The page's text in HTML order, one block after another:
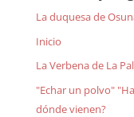
La duquesa de
Inicio
La Verbena de La
"Echar un polvo"
dónde vienen?